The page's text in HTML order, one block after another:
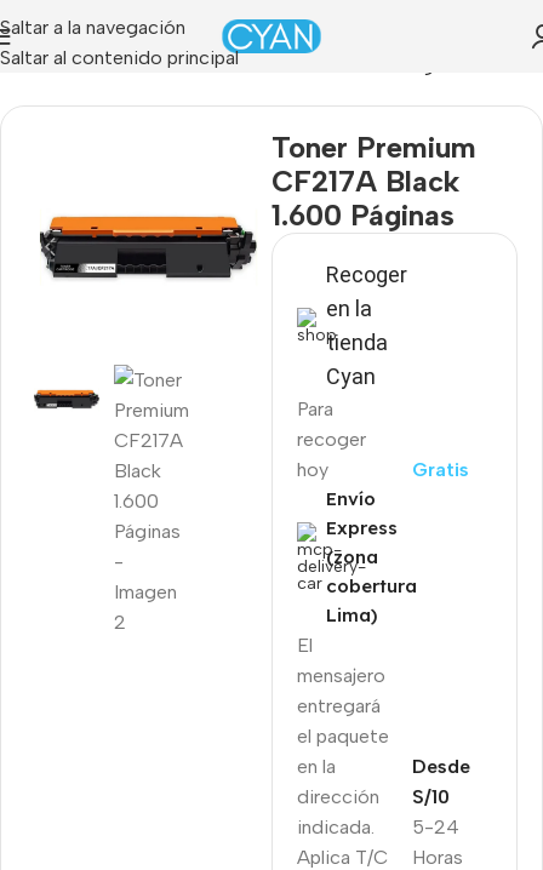
Saltar a la navegación
Saltar al contenido principal
Tienda»Toner Premium CF217A Black 1.600 Páginas
Toner Premium
CF217A Black
1.600 Páginas
Recoger
en la
tienda
Cyan
Para
recoger
hoy
Gratis
Envío
Express
(zona
cobertura
Lima)
El
mensajero
entregará
el paquete
en la
dirección
indicada.
Aplica T/C
5-24
Horas
Desde
S/10